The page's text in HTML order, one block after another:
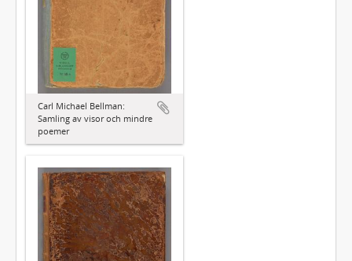
Carl Michael Bellman:
Samling av visor och mindre
poemer